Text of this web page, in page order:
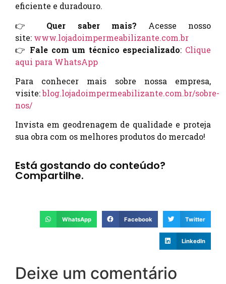
eficiente e duradouro.
👉 Quer saber mais? Acesse nosso
site: www.lojadoimpermeabilizante.com.br
👉 Fale com um técnico especializado: Clique
aqui para WhatsApp
Para conhecer mais sobre nossa empresa,
visite:blog.lojadoimpermeabilizante.com.br/sobre-
nos/
Invista em geodrenagem de qualidade e proteja
sua obra com os melhores produtos do mercado!
Está gostando do conteúdo?
Compartilhe.
WhatsApp Facebook Twitter
LinkedIn
Deixe um comentário